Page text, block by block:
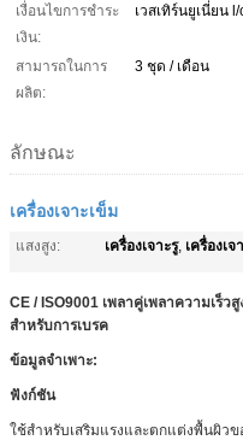
เงื่อนไขการชำระ
เงิน:
เวสเทิร์นยูเนี่ยน l/
สามารถในการ
ผลิต:
3 ชุด / เดือน
ลักษณะ
เครื่องเจาะเข็ม
แสงสูง: เครื่องเจาะรู, เครื่องเ
CE / ISO9001 เพลาคู่เพลาความเร็ว
สำหรับการเบรค
ข้อมูลจำเพาะ:
ฟังก์ชัน
ใช้สำหรับเสริมแรงและตกแต่งพื้นผิว